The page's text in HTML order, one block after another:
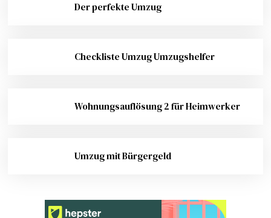
Der perfekte Umzug
Checkliste Umzug Umzugshelfer
Wohnungsauflösung 2 für Heimwerker
Umzug mit Bürgergeld